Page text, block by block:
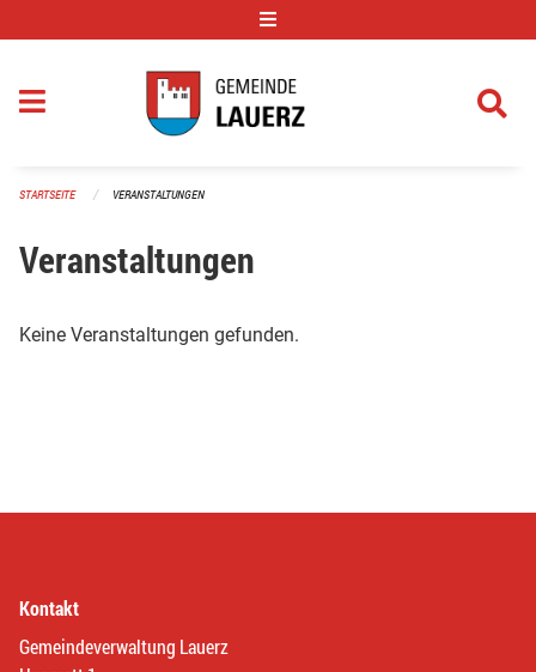
STARTSEITE VERANSTALTUNGEN
Veranstaltungen
Keine Veranstaltungen gefunden.
Kontakt
Gemeindeverwaltung Lauerz